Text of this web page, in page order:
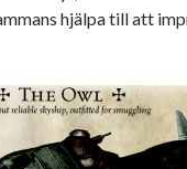
hjälpa till att